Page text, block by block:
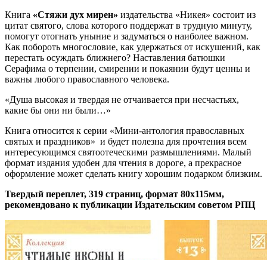
Книга «Стяжи дух мирен» издательства «Никея» состоит из
цитат святого, слова которого поддержат в трудную минуту,
помогут отогнать уныние и задуматься о наиболее важном.
Как побороть многословие, как удержаться от искушений, как
перестать осуждать ближнего? Наставления батюшки
Серафима о терпении, смирении и покаянии будут ценны и
важны любого православного человека.
«Душа высокая и твердая не отчаивается при несчастьях,
какие бы они ни были…»
Книга относится к серии «Мини-антология православных
святых и праздников» и будет полезна для прочтения всем
интересующимся святоотеческими размышлениями. Малый
формат издания удобен для чтения в дороге, а прекрасное
оформление может сделать книгу хорошим подарком близким.
Твердый переплет, 319 страниц, формат 80х115мм,
рекомендовано к публикации Издательским советом РПЦ